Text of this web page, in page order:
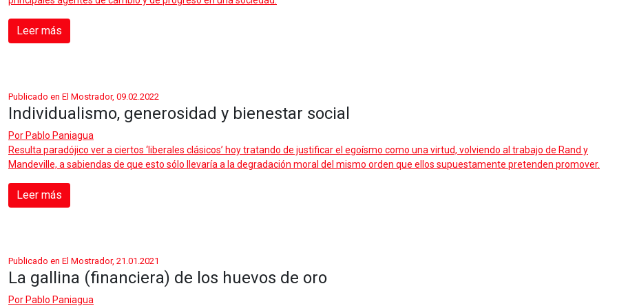
Leer más
Publicado en El Mostrador, 09.02.2022
Individualismo, generosidad y bienestar social
Por Pablo Paniagua
Resulta paradójico ver a ciertos ‘liberales clásicos’ hoy tratando de justificar el egoísmo como una virtud, volviendo al trabajo de Rand y
Mandeville, a sabiendas de que esto sólo llevaría a la degradación moral del mismo orden que ellos supuestamente pretenden promover.
Leer más
Publicado en El Mostrador, 21.01.2021
La gallina (financiera) de los huevos de oro
Por Pablo Paniagua